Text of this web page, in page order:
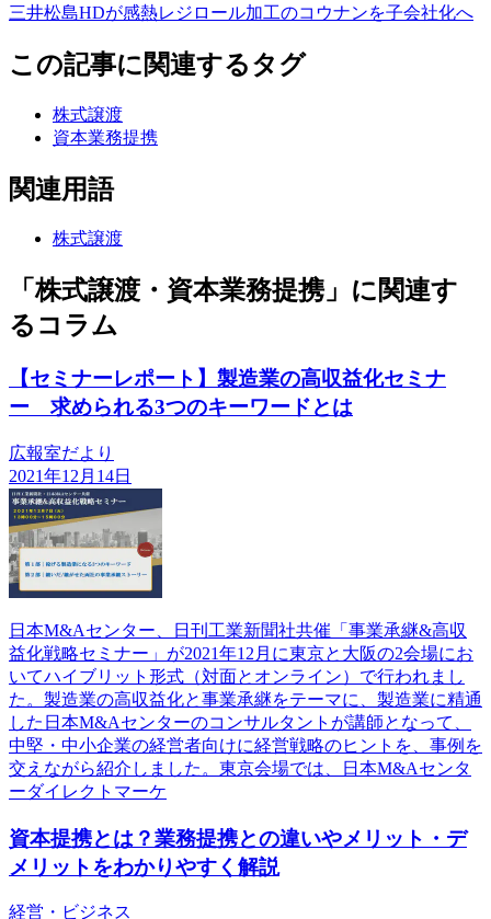
三井松島HDが感熱レジロール加工のコウナンを子会社化へ
この記事に関連するタグ
株式譲渡
資本業務提携
関連用語
株式譲渡
「株式譲渡・資本業務提携」に関連す
るコラム
【セミナーレポート】製造業の高収益化セミナ
ー 求められる3つのキーワードとは
広報室だより
2021年12月14日
日本M&Aセンター、日刊工業新聞社共催「事業承継&高収
益化戦略セミナー」が2021年12月に東京と大阪の2会場にお
いてハイブリット形式（対面とオンライン）で行われまし
た。製造業の高収益化と事業承継をテーマに、製造業に精通
した日本M&Aセンターのコンサルタントが講師となって、
中堅・中小企業の経営者向けに経営戦略のヒントを、事例を
交えながら紹介しました。東京会場では、日本M&Aセンタ
ーダイレクトマーケ
資本提携とは？業務提携との違いやメリット・デ
メリットをわかりやすく解説
経営・ビジネス